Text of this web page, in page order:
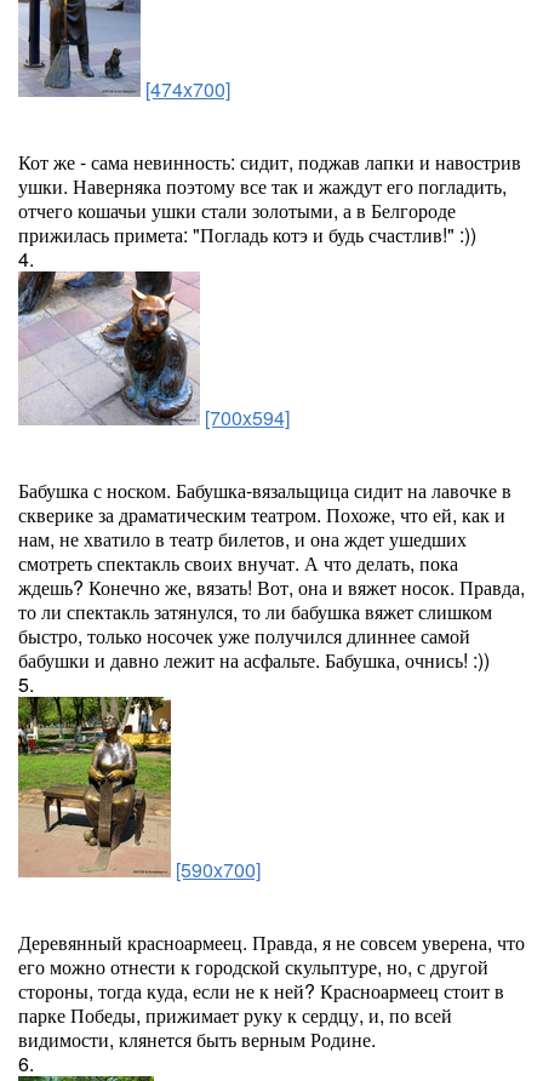
[474x700]
Кот же - сама невинность: сидит, поджав лапки и навострив
ушки. Наверняка поэтому все так и жаждут его погладить,
отчего кошачьи ушки стали золотыми, а в Белгороде
прижилась примета: "Погладь котэ и будь счастлив!" :))
4.
[700x594]
Бабушка с носком. Бабушка-вязальщица сидит на лавочке в
скверике за драматическим театром. Похоже, что ей, как и
нам, не хватило в театр билетов, и она ждет ушедших
смотреть спектакль своих внучат. А что делать, пока
ждешь? Конечно же, вязать! Вот, она и вяжет носок. Правда,
то ли спектакль затянулся, то ли бабушка вяжет слишком
быстро, только носочек уже получился длиннее самой
бабушки и давно лежит на асфальте. Бабушка, очнись! :))
5.
[590x700]
Деревянный красноармеец. Правда, я не совсем уверена, что
его можно отнести к городской скульптуре, но, с другой
стороны, тогда куда, если не к ней? Красноармеец стоит в
парке Победы, прижимает руку к сердцу, и, по всей
видимости, клянется быть верным Родине.
6.